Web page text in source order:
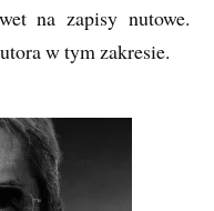
na zapisy nutowe.
w tym zakresie.